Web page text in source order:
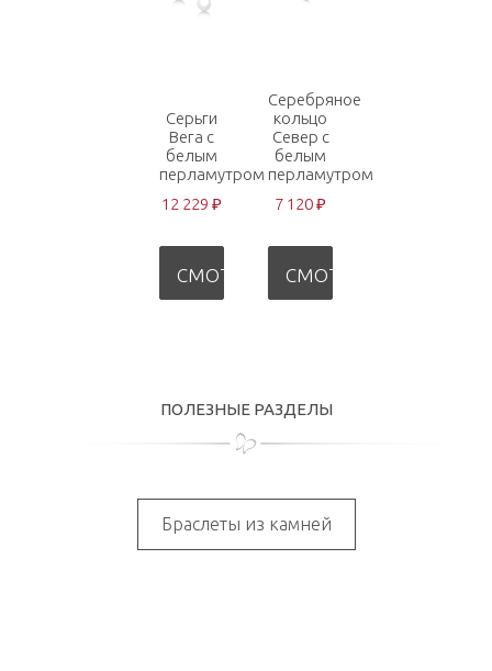
Серьги
Вега с
белым
перламутром
12 229 ₽
СМОТРЕТЬ
Серебряное
кольцо
Север с
белым
перламутром
7 120 ₽
СМОТРЕТЬ
ПОЛЕЗНЫЕ РАЗДЕЛЫ
Браслеты из камней